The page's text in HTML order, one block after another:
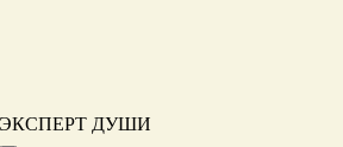
ЭКСПЕРТ ДУШИ